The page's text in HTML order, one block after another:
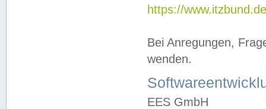
https://
Bei Anregungen,
wenden.
EES GmbH